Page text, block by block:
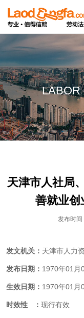
LABOR
天津市人社局
善就业创
发布时
发文机关： 天津市人力
发布日期： 1970年01月
生效日期： 1970年01月
时效性 ： 现行有效